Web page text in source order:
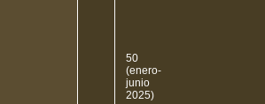
50
(enero-
junio
2025)